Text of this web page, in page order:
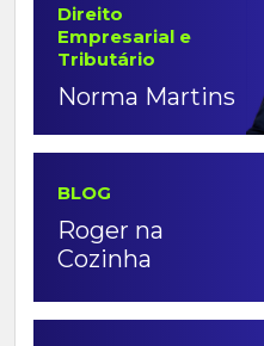
Direito
Empresarial e
Tributário
Norma Martins
BLOG
Roger na
Cozinha